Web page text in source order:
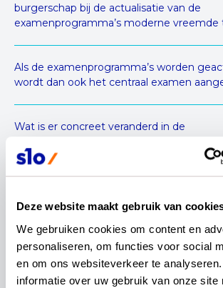
Deze website maakt gebruik van
We gebruiken cookies om content en
personaliseren, om functies voor social
en om ons websiteverkeer te
informatie over uw gebruik van onze site
burgerschap bij de actualisatie van de
examenprogramma’s moderne vreemde
Als de examenprogramma’s worden
wordt dan ook het centraal examen
Wat is er concreet veranderd in de
algemene
Wat zijn examenprogramma’s?